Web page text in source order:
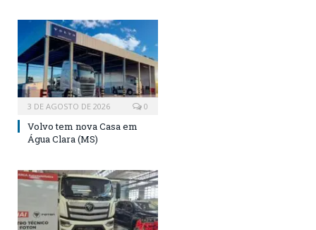
3 DE AGOSTO DE 2026 0
Volvo tem nova Casa em
Água Clara (MS)